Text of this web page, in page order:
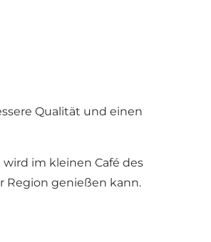
Qualität und einen
im kleinen Café des
Region genießen kann.